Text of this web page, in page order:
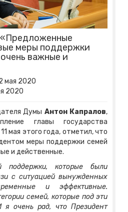
меры поддержки
важные и
мая 2020
2020
Думы Антон Капралов,
главы государства
мая этого года, отметил, что
меры поддержки семей
и действенные.
которые были
с ситуацией вынужденных
и эффективные.
семей, которые под эти
очень рад, что Президент